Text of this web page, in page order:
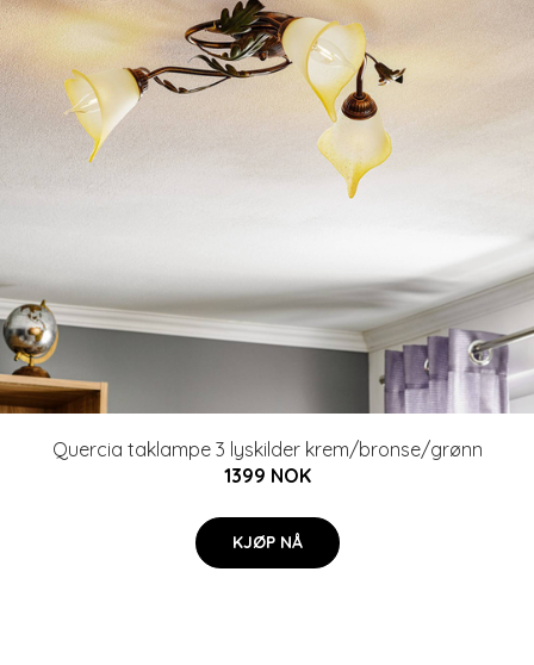
Quercia taklampe 3 lyskilder krem/bronse/grønn
1399 NOK
KJØP NÅ